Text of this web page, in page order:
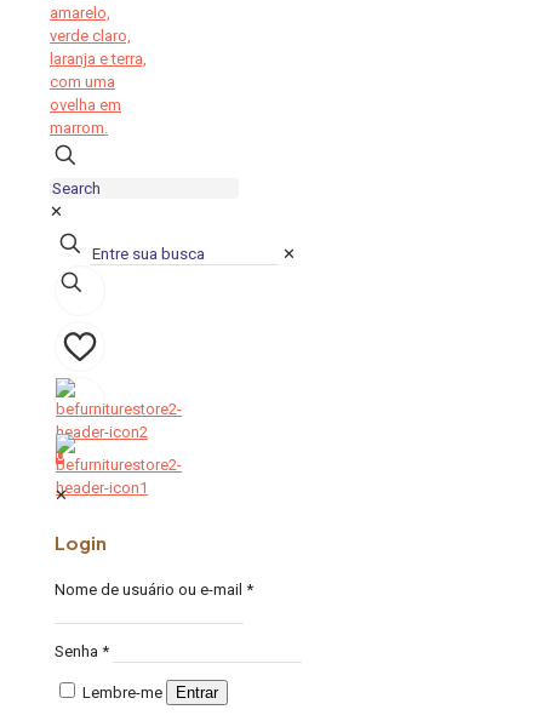
✕
✕
0
0
✕
Login
Nome de usuário ou e-mail *
Senha *
Lembre-me Entrar